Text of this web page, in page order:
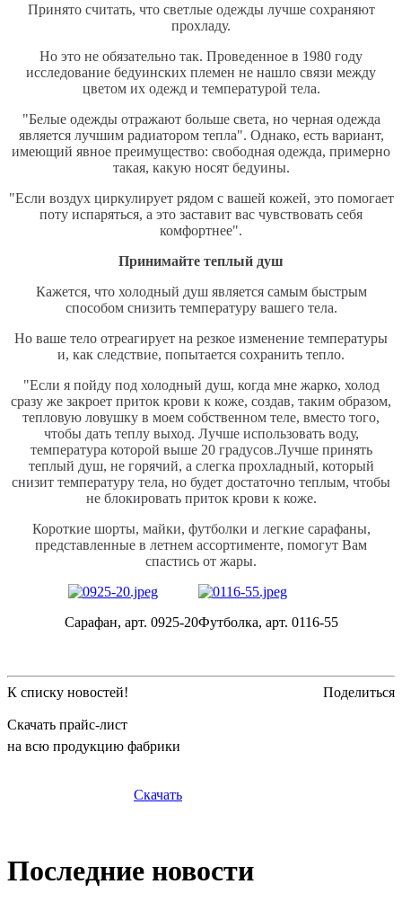
Принято считать, что светлые одежды лучше сохраняют
прохладу.
Но это не обязательно так. Проведенное в 1980 году
исследование бедуинских племен не нашло связи между
цветом их одежд и температурой тела.
"Белые одежды отражают больше света, но черная одежда
является лучшим радиатором тепла". Однако, есть вариант,
имеющий явное преимущество: свободная одежда, примерно
такая, какую носят бедуины.
"Если воздух циркулирует рядом с вашей кожей, это помогает
поту испаряться, а это заставит вас чувствовать себя
комфортнее".
Принимайте теплый душ
Кажется, что холодный душ является самым быстрым
способом снизить температуру вашего тела.
Но ваше тело отреагирует на резкое изменение температуры
и, как следствие, попытается сохранить тепло.
"Если я пойду под холодный душ, когда мне жарко, холод
сразу же закроет приток крови к коже, создав, таким образом,
тепловую ловушку в моем собственном теле, вместо того,
чтобы дать теплу выход. Лучше использовать воду,
температура которой выше 20 градусов.Лучше принять
теплый душ, не горячий, а слегка прохладный, который
снизит температуру тела, но будет достаточно теплым, чтобы
не блокировать приток крови к коже.
Короткие шорты, майки, футболки и легкие сарафаны,
представленные в летнем ассортименте, помогут Вам
спастись от жары.
Сарафан, арт. 0925-20Футболка, арт. 0116-55
К списку новостей! Поделиться
Скачать прайс-лист
на всю продукцию фабрики
Скачать
Последние новости